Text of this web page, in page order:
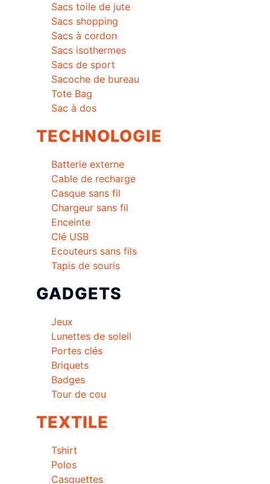
Sacs toile de jute
Sacs shopping
Sacs à cordon
Sacs isothermes
Sacs de sport
Sacoche de bureau
Tote Bag
Sac à dos
TECHNOLOGIE
Batterie externe
Cable de recharge
Casque sans fil
Chargeur sans fil
Enceinte
Clé USB
Ecouteurs sans fils
Tapis de souris
GADGETS
Jeux
Lunettes de soleil
Portes clés
Briquets
Badges
Tour de cou
TEXTILE
Tshirt
Polos
Casquettes